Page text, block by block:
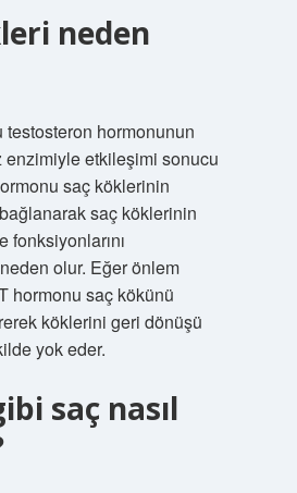
neden
testosteron hormonunun
enzimiyle etkileşimi sonucu
saç köklerinin
saç köklerinin
fonksiyonlarını
olur. Eğer önlem
hormonu saç kökünü
köklerini geri dönüşü
yok eder.
saç nasıl